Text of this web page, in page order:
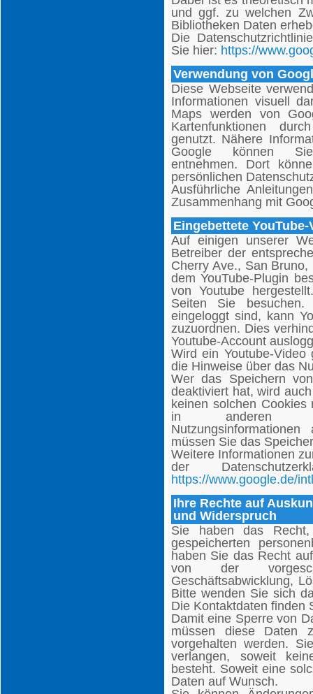
und ggf. zu welchen
Bibliotheken Daten
Die
Sie hier: https://
Verwendung von
Diese Webseite
Informationen visuell
Maps werden von
Kartenfunktionen
genutzt. Nähere
Google können
entnehmen. Dort
persönlichen
Ausführliche
Zusammenhang mit
Eingebettete YouTube-
Auf einigen unserer
Betreiber der
Cherry Ave., San
dem YouTube-Plugin
von Youtube
Seiten Sie
eingeloggt sind, kann
zuzuordnen. Dies
Youtube-Account
Wird ein Youtube-
die Hinweise über das
Wer das Speichern
deaktiviert hat, wird
keinen solchen
in anderen
müssen Sie das
Weitere Informationen
der
https://www.google.de/
Ihre Rechte auf
und Widerspruch
Sie haben das
gespeicherten
haben Sie das Recht
von der
Geschäftsabwicklung,
Bitte wenden Sie sich
Die Kontaktdaten finden
Damit eine Sperre von
müssen diese Daten
vorgehalten werden.
verlangen, soweit
besteht. Soweit eine
Daten auf Wunsch.